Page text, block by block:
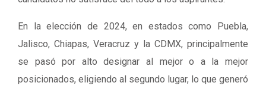
En la elección de 2024, en estados como Puebla,
Jalisco, Chiapas, Veracruz y la CDMX, principalmente
se pasó por alto designar al mejor o a la mejor
posicionados, eligiendo al segundo lugar, lo que generó